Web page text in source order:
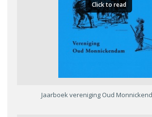
Click to read
Jaarboek vereniging Oud